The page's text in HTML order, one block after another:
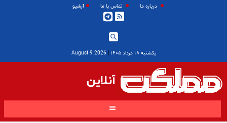
درباره ما تماس با ما آرشیو
یکشنبه ۱۸ مرداد ۱۴۰۵ |
2026 August 9
آنلاین